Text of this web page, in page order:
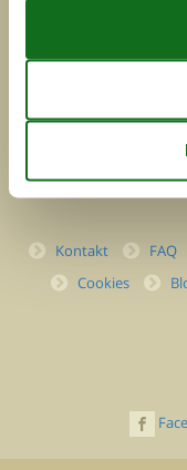
Kontakt FAQ
Cookies